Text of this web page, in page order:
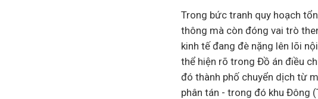
Trong bức tranh quy hoạch
thông mà còn đóng vai trò
kinh tếđang đè nặng lên lõi
thể hiện rõ trong Đồ án điều
đó thành phố chuyển dịch từ
phân tán - trong đó khu Đông